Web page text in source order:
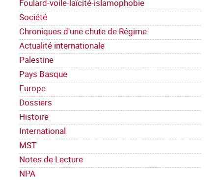
Foulard-voile-laïcité-islamophobie
Société
Chroniques d'une chute de Régime
Actualité internationale
Palestine
Pays Basque
Europe
Dossiers
Histoire
International
MST
Notes de Lecture
NPA